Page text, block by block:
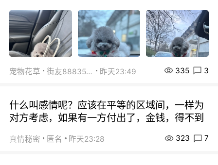
宠物花草 街友88835518 昨天23:49 335 3
什么叫感情呢？应该在平等的区域间，一样为
对方考虑，如果有一方付出了，金钱，得不到
真情秘密 匿名 昨天23:28 323 7